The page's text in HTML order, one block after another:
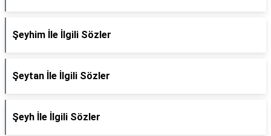
Şeyhim İle İlgili Sözler
Şeytan İle İlgili Sözler
Şeyh İle İlgili Sözler